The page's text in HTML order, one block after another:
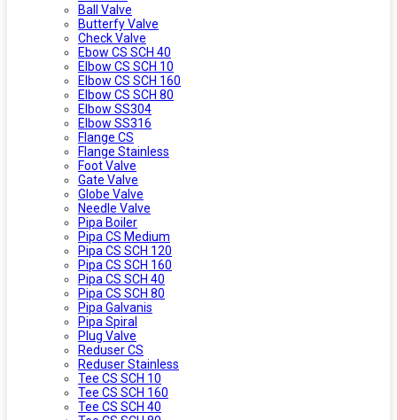
Ball Valve
Butterfy Valve
Check Valve
Ebow CS SCH 40
Elbow CS SCH 10
Elbow CS SCH 160
Elbow CS SCH 80
Elbow SS304
Elbow SS316
Flange CS
Flange Stainless
Foot Valve
Gate Valve
Globe Valve
Needle Valve
Pipa Boiler
Pipa CS Medium
Pipa CS SCH 120
Pipa CS SCH 160
Pipa CS SCH 40
Pipa CS SCH 80
Pipa Galvanis
Pipa Spiral
Plug Valve
Reduser CS
Reduser Stainless
Tee CS SCH 10
Tee CS SCH 160
Tee CS SCH 40